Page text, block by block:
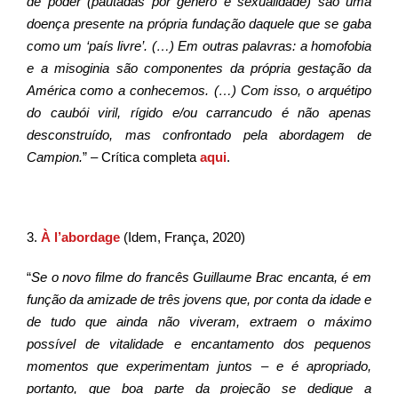
doença presente na própria fundação daquele que se gaba
como um ‘país livre’. (…) Em outras palavras: a homofobia
e a misoginia são componentes da própria gestação da
América como a conhecemos. (…) Com isso, o arquétipo
do caubói viril, rígido e/ou carrancudo é não apenas
desconstruído, mas confrontado pela abordagem de
Campion.” – Crítica completa aqui.
3. À l’abordage (Idem, França, 2020)
“Se o novo filme do francês Guillaume Brac encanta, é em
função da amizade de três jovens que, por conta da idade e
de tudo que ainda não viveram, extraem o máximo
possível de vitalidade e encantamento dos pequenos
momentos que experimentam juntos – e é apropriado,
portanto, que boa parte da projeção se dedique a